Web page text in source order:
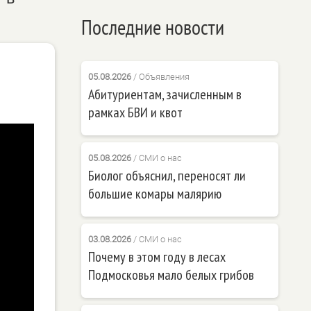
Последние новости
05.08.2026/ Объявления
Абитуриентам, зачисленным в
рамках БВИ и квот
05.08.2026/ СМИ о нас
Биолог объяснил, переносят ли
большие комары малярию
03.08.2026/ СМИ о нас
Почему в этом году в лесах
Подмосковья мало белых грибов